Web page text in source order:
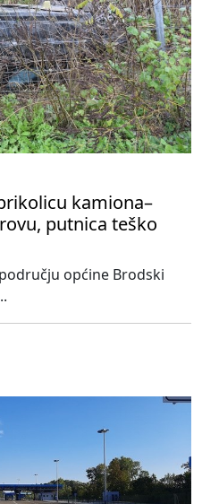
kamiona–
putnica teško
općine Brodski